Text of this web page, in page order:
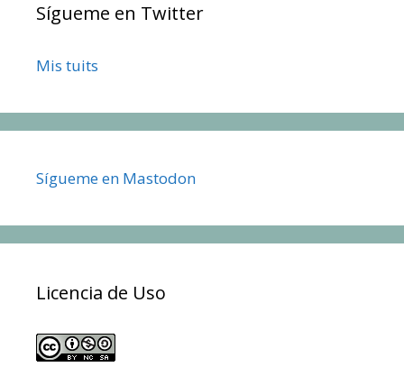
Sígueme en Twitter
Mis tuits
Sígueme en Mastodon
Licencia de Uso